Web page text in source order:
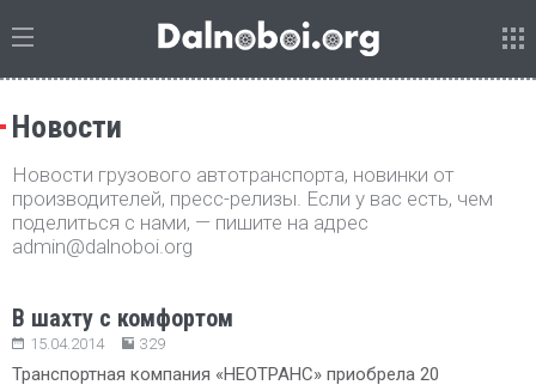
Новости
Новости грузового автотранспорта, новинки от
производителей, пресс-релизы. Если у вас есть, чем
поделиться с нами, — пишите на адрес
admin@dalnoboi.org
В шахту с комфортом
15.04.2014 329
Транспортная компания «НЕОТРАНС» приобрела 20